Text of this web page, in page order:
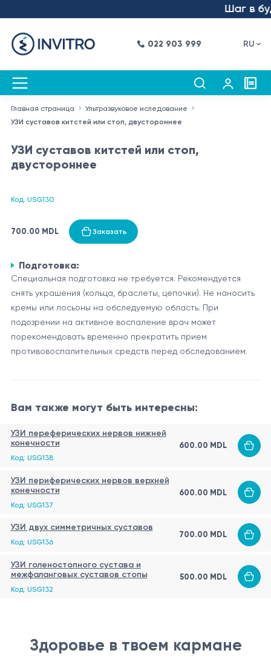
Шаг в
022 903 999 RU
Главная страница
Ультразвуковое иследование
УЗИ суставов китстей или стоп, двустороннее
УЗИ суставов китстей или стоп,
двустороннее
Код: USG130
700.00 MDL Заказать
Подготовка:
Специальная подготовка не требуется. Рекомендуется
снять украшения (кольца, браслеты, цепочки). Не наносить
кремы или лосьоны на обследуемую область. При
подозрении на активное воспаление врач может
порекомендовать временно прекратить прием
противовоспалительных средств перед обследованием.
Вам также могут быть интересны:
УЗИ переферических нервов нижней
конечности
Код: USG138
600.00 MDL
УЗИ периферических нервов верхней
конечности
Код: USG137
600.00 MDL
УЗИ двух симметричных суставов
Код: USG136
700.00 MDL
УЗИ голеностопного сустава и
межфаланговых суставов стопы
Код: USG132
500.00 MDL
Здоровье в твоем кармане